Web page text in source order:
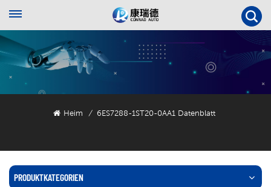
Heim / 6ES7288-1ST20-0AA1 Datenblatt
PRODUKTKATEGORIEN